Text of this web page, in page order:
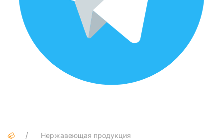
Нержавеющая продукция